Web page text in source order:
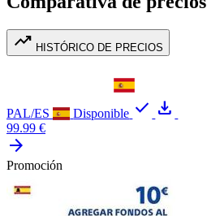
trending_up HISTÓRICO DE PRECIOS
PAL/ES Disponible check download
99.99 €
arrow_forward
Promoción